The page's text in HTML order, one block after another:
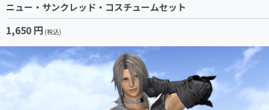
ニュー・サンクレッド・コスチュームセット
1,650 円 (税込)